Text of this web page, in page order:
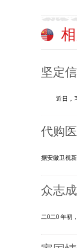
坚定
近日，习
代购
据安徽卫视
众志
二0二0 年初